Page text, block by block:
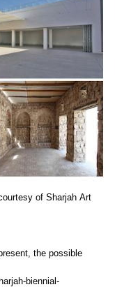
of Sharjah Art
the possible
biennial-